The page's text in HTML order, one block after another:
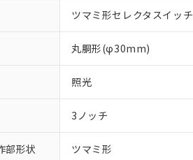
ツマミ形セレクタスイッチ
丸胴形(φ30mm)
照光
3ノッチ
部形状 ツマミ形